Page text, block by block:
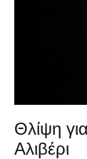
Θλίψη
Αλιβέρι